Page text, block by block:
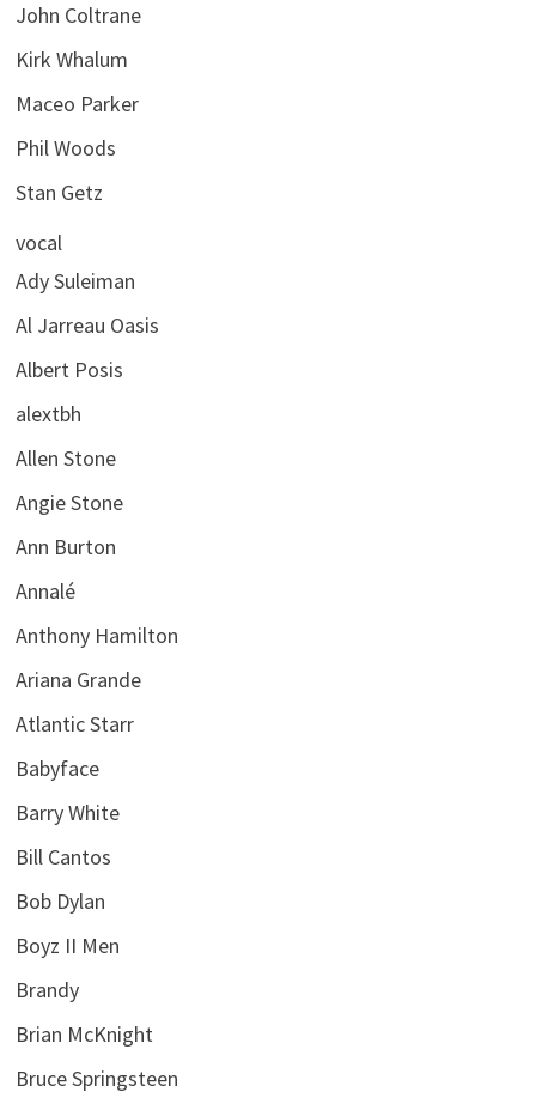
John Coltrane
Kirk Whalum
Maceo Parker
Phil Woods
Stan Getz
vocal
Ady Suleiman
Al Jarreau Oasis
Albert Posis
alextbh
Allen Stone
Angie Stone
Ann Burton
Annalé
Anthony Hamilton
Ariana Grande
Atlantic Starr
Babyface
Barry White
Bill Cantos
Bob Dylan
Boyz II Men
Brandy
Brian McKnight
Bruce Springsteen